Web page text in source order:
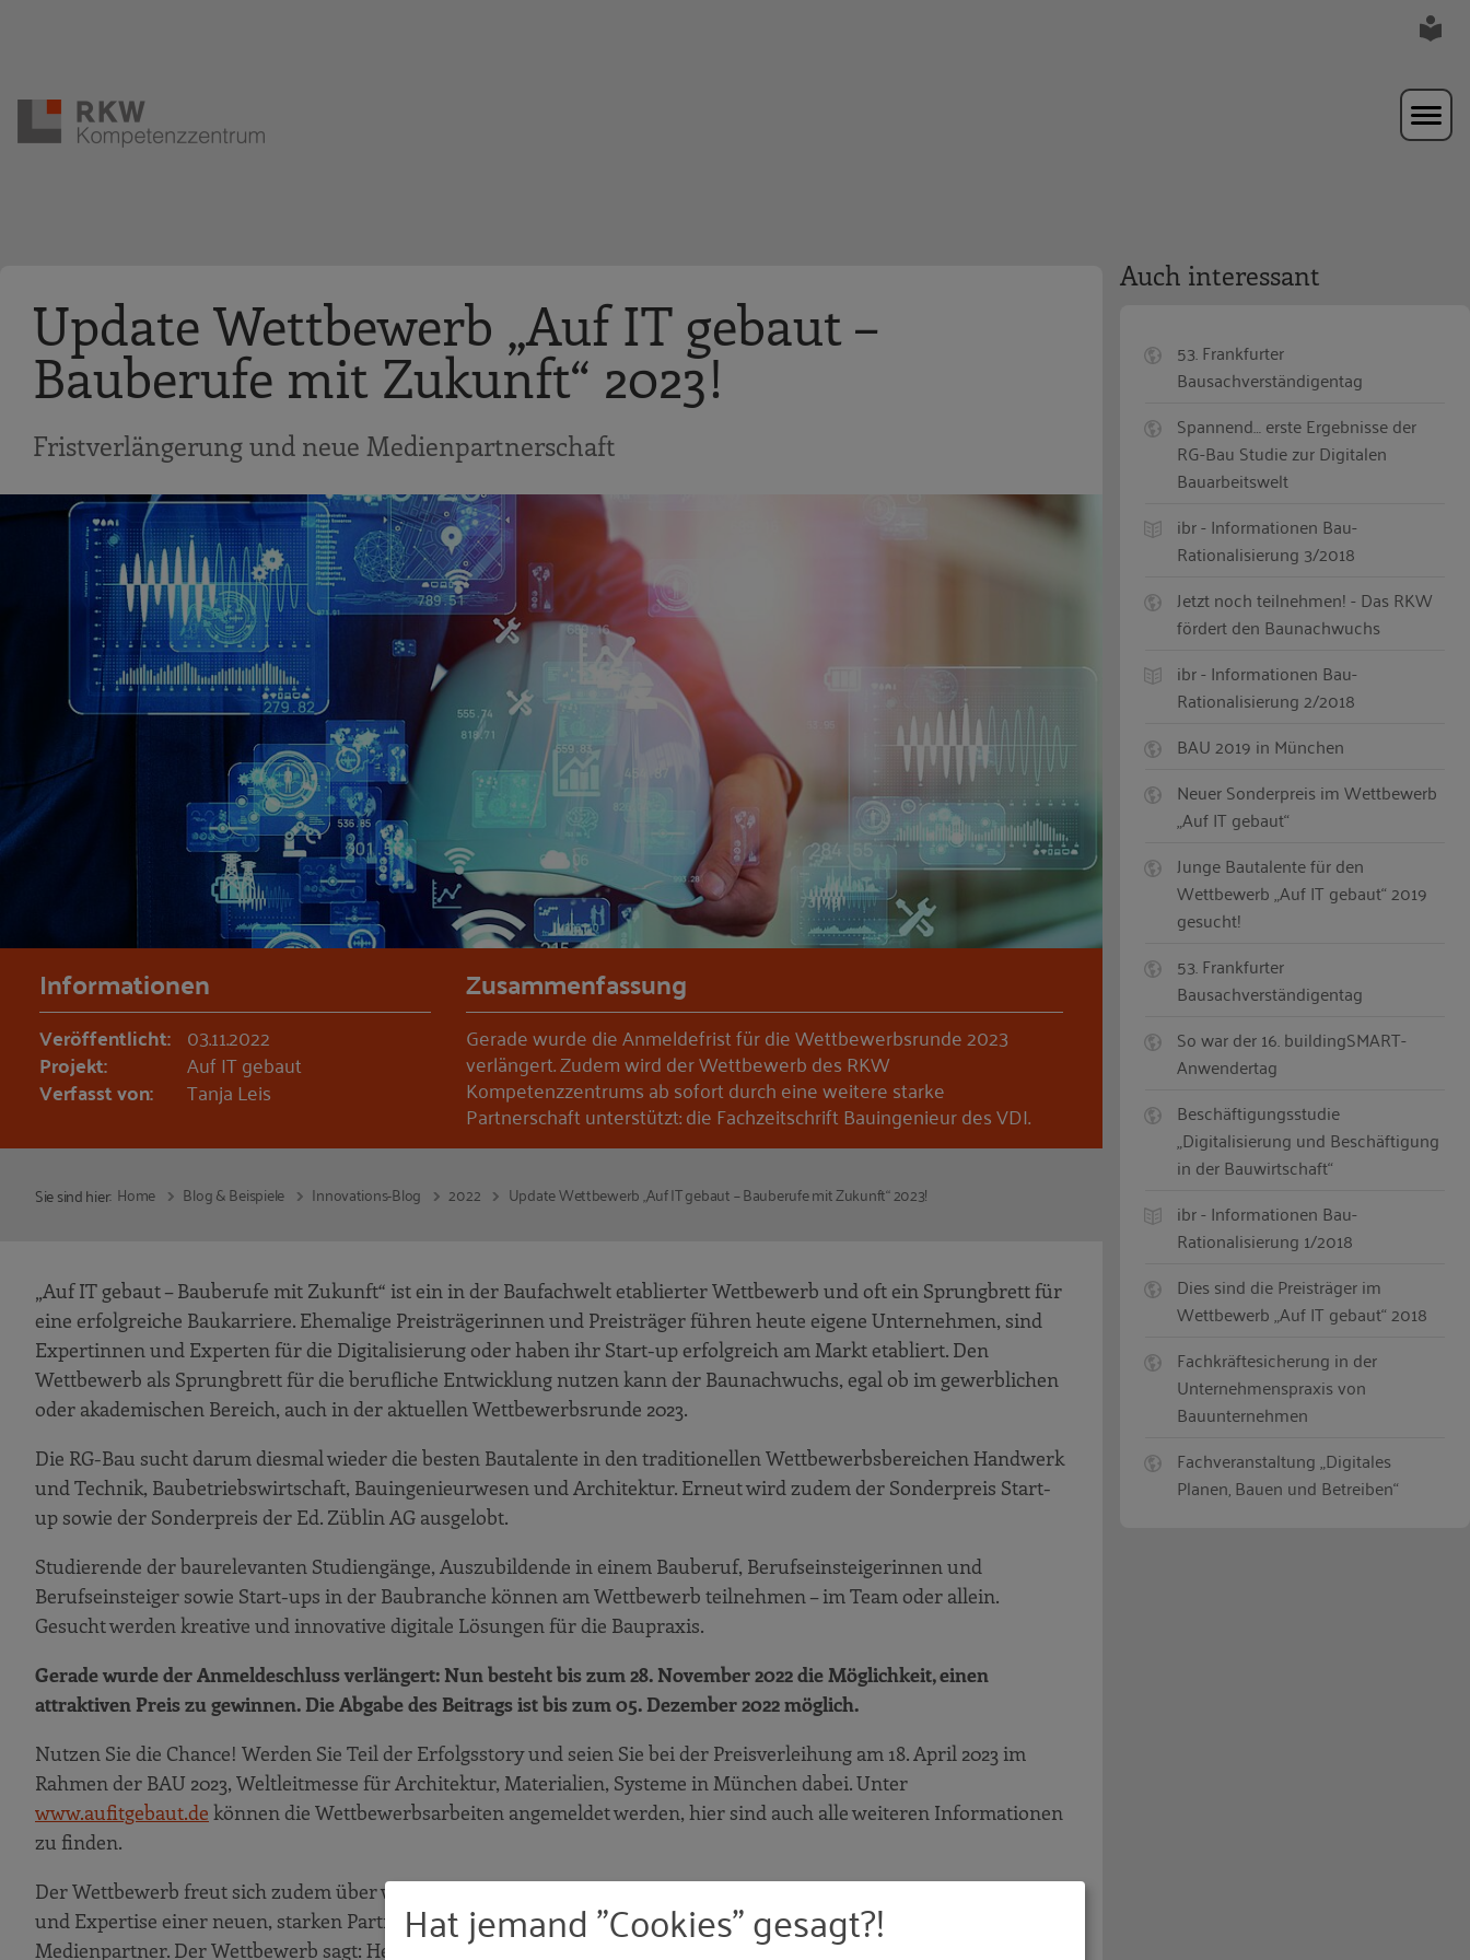
Update Wettbewerb „Auf IT gebaut –
Bauberufe mit Zukunft“ 2023!
Fristverlängerung und neue Medienpartnerschaft
Informationen
Veröffentlicht: 03.11.2022
Projekt: Auf IT gebaut
Verfasst von: Tanja Leis
Zusammenfassung
Gerade wurde die Anmeldefrist für die Wettbewerbsrunde 2023
verlängert. Zudem wird der Wettbewerb des RKW
Kompetenzzentrums ab sofort durch eine weitere starke
Partnerschaft unterstützt: die Fachzeitschrift Bauingenieur des VDI.
Sie sind hier: Home Blog & Beispiele Innovations-Blog 2022 Update Wettbewerb „Auf IT gebaut – Bauberufe mit Zukunft“ 2023!
„Auf IT gebaut – Bauberufe mit Zukunft“ ist ein in der Baufachwelt etablierter Wettbewerb und oft ein Sprungbrett für
eine erfolgreiche Baukarriere. Ehemalige Preisträgerinnen und Preisträger führen heute eigene Unternehmen, sind
Expertinnen und Experten für die Digitalisierung oder haben ihr Start-up erfolgreich am Markt etabliert. Den
Wettbewerb als Sprungbrett für die berufliche Entwicklung nutzen kann der Baunachwuchs, egal ob im gewerblichen
oder akademischen Bereich, auch in der aktuellen Wettbewerbsrunde 2023.
Die RG-Bau sucht darum diesmal wieder die besten Bautalente in den traditionellen Wettbewerbsbereichen Handwerk
und Technik, Baubetriebswirtschaft, Bauingenieurwesen und Architektur. Erneut wird zudem der Sonderpreis Start-
up sowie der Sonderpreis der Ed. Züblin AG ausgelobt.
Studierende der baurelevanten Studiengänge, Auszubildende in einem Bauberuf, Berufseinsteigerinnen und
Berufseinsteiger sowie Start-ups in der Baubranche können am Wettbewerb teilnehmen – im Team oder allein.
Gesucht werden kreative und innovative digitale Lösungen für die Baupraxis.
Gerade wurde der Anmeldeschluss verlängert: Nun besteht bis zum 28. November 2022 die Möglichkeit, einen
attraktiven Preis zu gewinnen. Die Abgabe des Beitrags ist bis zum 05. Dezember 2022 möglich.
Nutzen Sie die Chance! Werden Sie Teil der Erfolgsstory und seien Sie bei der Preisverleihung am 18. April 2023 im
Rahmen der BAU 2023, Weltleitmesse für Architektur, Materialien, Systeme in München dabei. Unter
www.aufitgebaut.de können die Wettbewerbsarbeiten angemeldet werden, hier sind auch alle weiteren Informationen
zu finden.
Der Wettbewerb freut sich zudem über weitere Unterstützung. Seit kurzem kann der Wettbewerb auf die Erfahrungen
und Expertise einer neuen, starken Partnerschaft zurückgreifen: die Fachzeitschrift Bauingenieur des VDI ist neuer
Medienpartner. Der Wettbewerb sagt: Herzlich willkommen!
Auch interessant
53. Frankfurter
Bausachverständigentag
Spannend… erste Ergebnisse der
RG-Bau Studie zur Digitalen
Bauarbeitswelt
ibr - Informationen Bau-
Rationalisierung 3/2018
Jetzt noch teilnehmen! - Das RKW
fördert den Baunachwuchs
ibr - Informationen Bau-
Rationalisierung 2/2018
BAU 2019 in München
Neuer Sonderpreis im Wettbewerb
„Auf IT gebaut“
Junge Bautalente für den
Wettbewerb „Auf IT gebaut“ 2019
gesucht!
53. Frankfurter
Bausachverständigentag
So war der 16. buildingSMART-
Anwendertag
Beschäftigungsstudie
„Digitalisierung und Beschäftigung
in der Bauwirtschaft“
ibr - Informationen Bau-
Rationalisierung 1/2018
Dies sind die Preisträger im
Wettbewerb „Auf IT gebaut“ 2018
Fachkräftesicherung in der
Unternehmenspraxis von
Bauunternehmen
Fachveranstaltung „Digitales
Planen, Bauen und Betreiben“
Hat jemand "Cookies" gesagt?!